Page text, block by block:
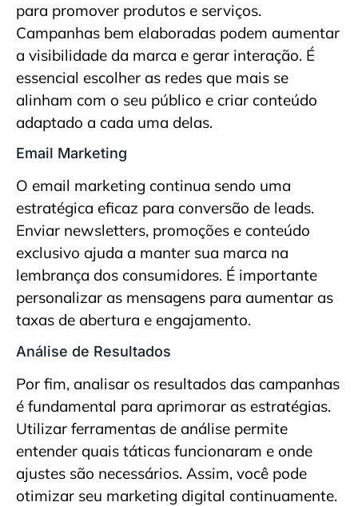
para promover produtos e serviços.
Campanhas bem elaboradas podem aumentar
a visibilidade da marca e gerar interação. É
essencial escolher as redes que mais se
alinham com o seu público e criar conteúdo
adaptado a cada uma delas.
Email Marketing
O email marketing continua sendo uma
estratégica eficaz para conversão de leads.
Enviar newsletters, promoções e conteúdo
exclusivo ajuda a manter sua marca na
lembrança dos consumidores. É importante
personalizar as mensagens para aumentar as
taxas de abertura e engajamento.
Análise de Resultados
Por fim, analisar os resultados das campanhas
é fundamental para aprimorar as estratégias.
Utilizar ferramentas de análise permite
entender quais táticas funcionaram e onde
ajustes são necessários. Assim, você pode
otimizar seu marketing digital continuamente.